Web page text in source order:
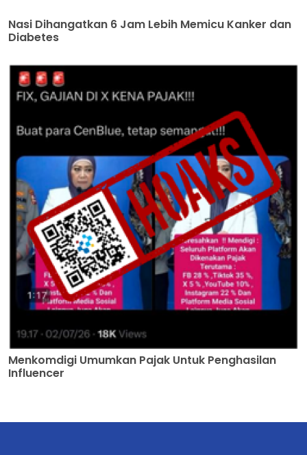
Nasi Dihangatkan 6 Jam Lebih Memicu Kanker dan
Diabetes
Menkomdigi Umumkan Pajak Untuk Penghasilan
Influencer